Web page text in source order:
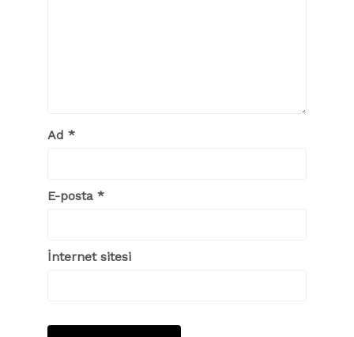
Ad *
E-posta *
İnternet sitesi